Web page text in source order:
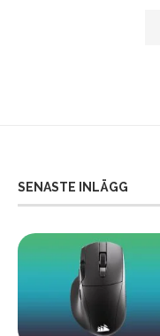
SENASTE INLÄGG